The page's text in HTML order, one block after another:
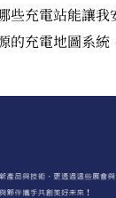
些充電站能讓
的充電地圖系